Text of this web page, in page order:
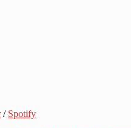
/ Spotify